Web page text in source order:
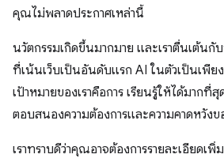
คุณไม่พลาดประกาศเหล่านี้
นวัตกรรมเกิดขึ้นมากมาย และเราตื่นเต้น
ที่เน้นเว็บเป็นอันดับแรก AI ในตัวเป็นเพีย
เป้าหมายของเราคือการ เรียนรู้ให้ได้มากที่สุ
ตอบสนองความต้องการและความคาดหวัง
เราทราบดีว่าคุณอาจต้องการรายละเอียดเพิ่